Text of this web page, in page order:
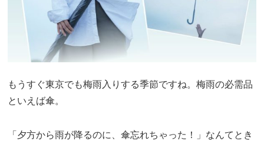
もうすぐ東京でも梅雨入りする季節ですね。梅雨の必需品
といえば傘。
「夕方から雨が降るのに、傘忘れちゃった！」なんてとき